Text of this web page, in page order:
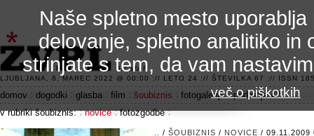
3.2 alfa R
LJUBLJANA, 8. MAREC 2022 @ 00:00 :// LETO 24 :// ŠTEVILKA 67 :// ISSN
domov dogodki glasba film šoubiznis fotogalerije
področje 42
v rubriki šoubiznis:
novice fotozgodbe
/ ŠOUBIZNIS / NOVICE / 09.11.2009
Naše spletno mesto
delovanje, spletno analitiko in
strinjate s tem, da vam
več o piškotkih